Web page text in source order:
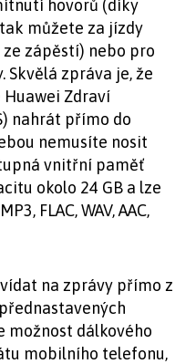
hovorů (díky
můžete za jízdy
zápěstí) nebo pro
Skvělá zpráva je, že
Zdraví
nahrát přímo do
nemusíte nosit
vnitřní paměť
okolo 24 GB a lze
FLAC, WAV, AAC,
na zprávy přímo z
možnost dálkového
mobilního telefonu,